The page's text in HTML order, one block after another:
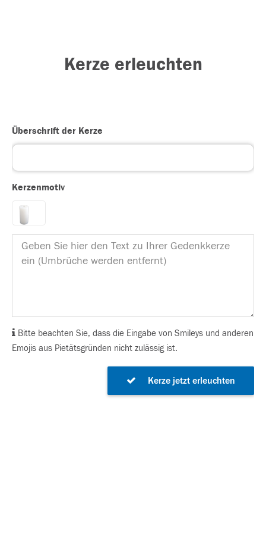
Kerze erleuchten
Überschrift der Kerze
Kerzenmotiv
Bitte beachten Sie, dass die Eingabe von Smileys und anderen
Emojis aus Pietätsgründen nicht zulässig ist.
Kerze jetzt erleuchten